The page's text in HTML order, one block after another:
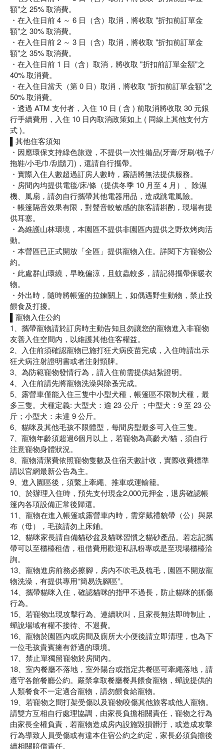
額"之 25% 取消費。
・在入住日前 4 ～ 6 日（含）取消，將收取 "折扣前訂單金
額"之 30% 取消費。
・在入住日前 2 ～ 3 日（含）取消，將收取 "折扣前訂單金
額"之 35% 取消費。
・在入住日前 1 日（含）取消，將收取 "折扣前訂單金額"之
40% 取消費。
・在入住日當天（第 0 日）取消，將收取 "折扣前訂單金額"之
50% 取消費。
・透過 ATM 支付者，入住 10 日 ( 含 ) 前取消將收取 30 元銀
行手續費用，入住 10 日內取消政策如上 ( 同線上其他支付方
式 )。
▌其他住客須知
・因應環保支持綠色旅遊，不提供一次性備品(牙膏/牙刷/梳子/
拖鞋/小毛巾/刮鬍刀)，還請自行攜帶。
・實際入住人數超過訂房人數時，霧語將無法提供服務。
・房間內均提供電毯/床/條（提供冬季 10 月至 4 月）、除濕
機、風扇，請勿自行攜帶其他電器用品，造成跳電風險。
・帳篷隔音效果有限，對聲音較敏感的旅客請斟酌，現場有提
供耳塞。
・為維護山林環境，本園區不提供非園區內提供之野炊烤肉活
動。
・本營區已正式開放「全區」提供寵物入住。詳閱下方寵物公
約。
・此處群山環繞，早晚偏涼，且蚊蟲較多，請記得攜帶保暖衣
物。
・外出時，隨時將帳篷的拉鍊關上，如偶遇野生動物，禁止投
餵食及打擾。
▌寵物入住公約
1、攜帶寵物請於訂房時主動告知且勿讓您的寵物進入非寵物
友善入住空間內，以維護其他住客權益。
2、入住前須確認寵物已施打狂犬病疫苗完成，入住時請出示
狂犬病注射證明書或者注射頸牌。
3、為防範寵物發情行為，請入住前需提供結紮證明。
4、入住前請先將寵物洗澡與除蚤完成。
5、露營車僅能入住三隻中小型犬種，帳篷區不限制犬種，最
多三隻。犬種定義: 大型犬：逾 23 公斤 ；中型犬：9 至 23 公
斤；小型犬：未達 9 公斤。
6、貓咪及其他毛孩不限體型，每間房型最多可入住三隻。
7、寵物年齡須超過6個月以上，若寵物為高齡犬/貓，須自行
注意寵物身體狀況。
8、寵物清潔費依照寵物隻數及住宿天數計收，實際收費標準
請以官網最新公告為主。
9、進入園區後，須繫上牽繩、推車或運輸籠。
10、於辦理入住時，預先支付現金2,000元押金，退房確認帳
篷內各項設備正常後歸還。
11、寵物在進入帳篷或露營車內時，需穿戴禮貌帶（公）與尿
布（母），毛孩請勿上床鋪。
12、貓咪家長請自備貓砂盆及貓咪習慣之貓砂產品。若忘記攜
帶可以至櫃檯租借，租借費用歡迎私訊粉專或是至現場櫃檯洽
詢。
13、寵物進房前務必擦腳，房內不吹毛及梳毛，園區不開放寵
物洗澡，有提供專用“簡易洗腳區”。
14、攜帶貓咪入住，確認貓咪的指甲不過長，防止貓咪的抓傷
行為。
15、若寵物出現攻擊行為、連續吠叫，且家長無法即時制止，
蟬說場域有權不接待、不退費。
16、寵物於園區內或房間及廁所大小便後請立即清理，也為下
一位毛孩貴賓擁有舒適的環境。
17、禁止單獨留寵物於房間內。
18、室內餐廳不落地，室外陽台或指定共餐區可牽繩落地，請
遵守各館餐廳公約。嚴禁拿取餐廳餐具餵食寵物，蟬說提供的
人類餐食不一定適合寵物，請勿餵食給寵物。
19、若寵物之間打架受傷以及寵物咬傷其他旅客或他人寵物。
請雙方互相自行處理協調，由家長負擔相關責任，寵物之行為
由家長全權負責，若寵物造成房內設施毀損髒汙，或造成攻擊
行為導致人員受傷或有違本住宿公約之約定，家長必須負擔後
續相關賠償責任。